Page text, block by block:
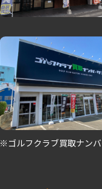
※ゴルフクラブ買取ナンバ